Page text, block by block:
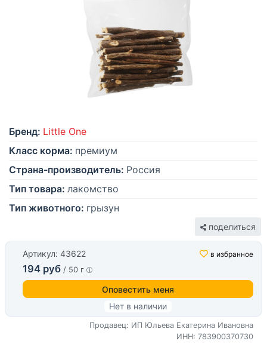
Бренд: Little One
Класс корма: премиум
Страна-производитель: Россия
Тип товара: лакомство
Тип животного: грызун
поделиться
Артикул: 43622 в избранное
194 руб / 50 г
Оповестить меня
Нет в наличии
Продавец: ИП Юльева Екатерина Ивановна
ИНН: 783900370730